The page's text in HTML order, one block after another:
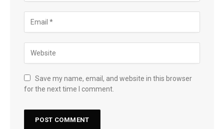
Save my name, email, and website in this browser
for the next time I comment.